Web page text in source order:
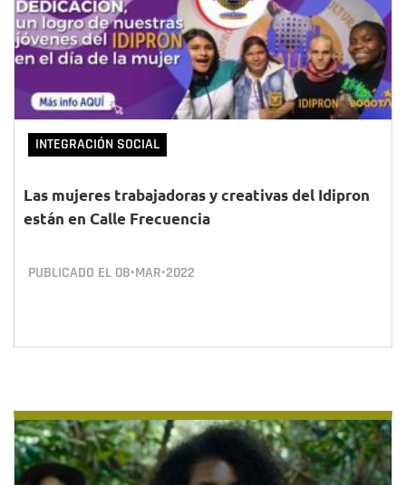
INTEGRACIÓN SOCIAL
Las mujeres trabajadoras y creativas del Idipron
están en Calle Frecuencia
PUBLICADO EL 08•MAR•2022